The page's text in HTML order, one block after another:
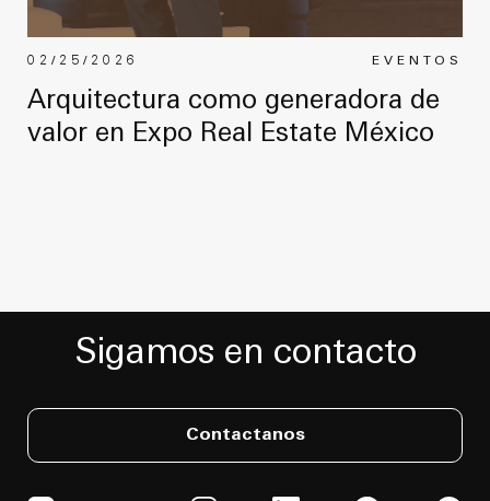
EVENTOS
02/25/2026
Arquitectura como generadora de
valor en Expo Real Estate México
Sigamos en contacto
Contactanos